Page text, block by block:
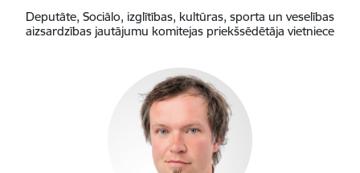
Deputāte, Sociālo, izglītības, kultūras, sporta un veselības
aizsardzības jautājumu komitejas priekšsēdētāja vietniece